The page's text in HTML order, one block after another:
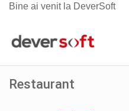
Bine ai venit la DeverSoft
Restaurant